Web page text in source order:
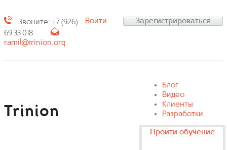
Звоните: +7 (926)
69 33 018
ramil@trinion.org
Войти Зарегистрироваться
Trinion
Блог
Видео
Клиенты
Разработки
Пройти обучение